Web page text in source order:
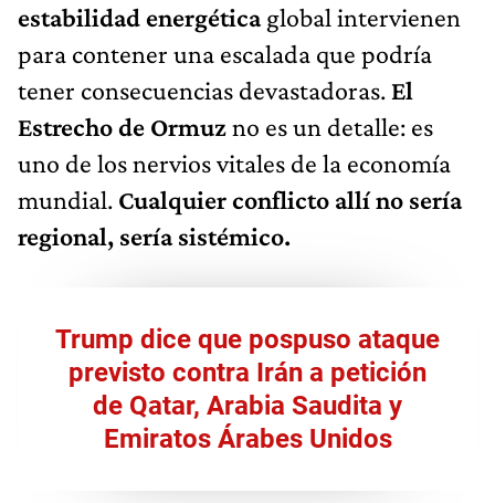
estabilidad energéticaglobal intervienen
para contener una escalada que podría
tener consecuencias devastadoras. El
Estrecho de Ormuzno es un detalle: es
uno de los nervios vitales de la economía
mundial. Cualquier conflicto allí no sería
regional, sería sistémico.
Trump dice que pospuso ataque
previsto contra Irán a petición
de Qatar, Arabia Saudita y
Emiratos Árabes Unidos